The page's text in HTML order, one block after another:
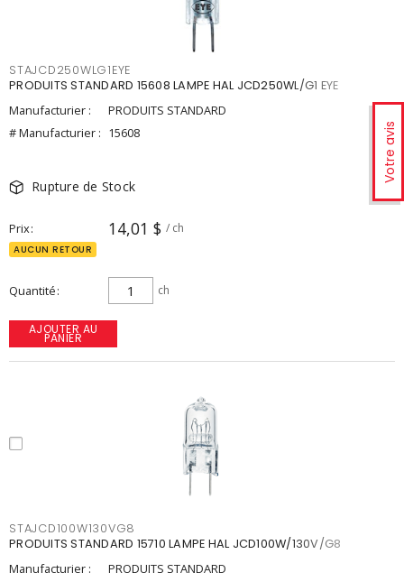
Votre avis
STAJCD250WLG1EYE
PRODUITS STANDARD 15608 LAMPE HAL JCD250WL/G1 EYE
Manufacturier :
PRODUITS STANDARD
# Manufacturier : 15608
Rupture de Stock
Prix 14,01 $ / ch
AUCUN RETOUR
Quantité ch
AJOUTER AU
PANIER
STAJCD100W130VG8
PRODUITS STANDARD 15710 LAMPE HAL JCD100W/130V/G8
Manufacturier :
PRODUITS STANDARD